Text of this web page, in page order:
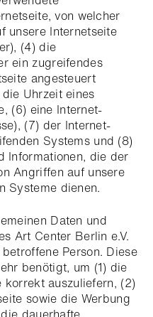
von welcher
unsere Internetseite
(4) die
ein zugreifendes
angesteuert
Uhrzeit eines
(6) eine Internet-
(7) der Internet-
Systems und (8)
Informationen, die der
Angriffen auf unsere
Systeme dienen.
Daten und
Art Center Berlin e.V.
Person. Diese
benötigt, um (1) die
korrekt auszuliefern, (2)
sowie die Werbung